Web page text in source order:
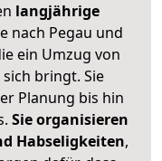
langjährige
nach Pegau und
ein Umzug von
bringt. Sie
Planung bis hin
Sie organisieren
Habseligkeiten,